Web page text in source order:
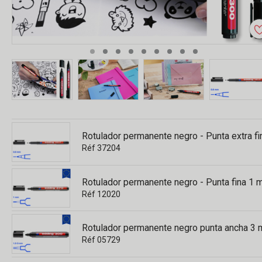
Rotulador permanente negro - Punta extra
Réf 37204
Rotulador permanente negro - Punta fina 1
Réf 12020
Rotulador permanente negro punta ancha 3
Réf 05729